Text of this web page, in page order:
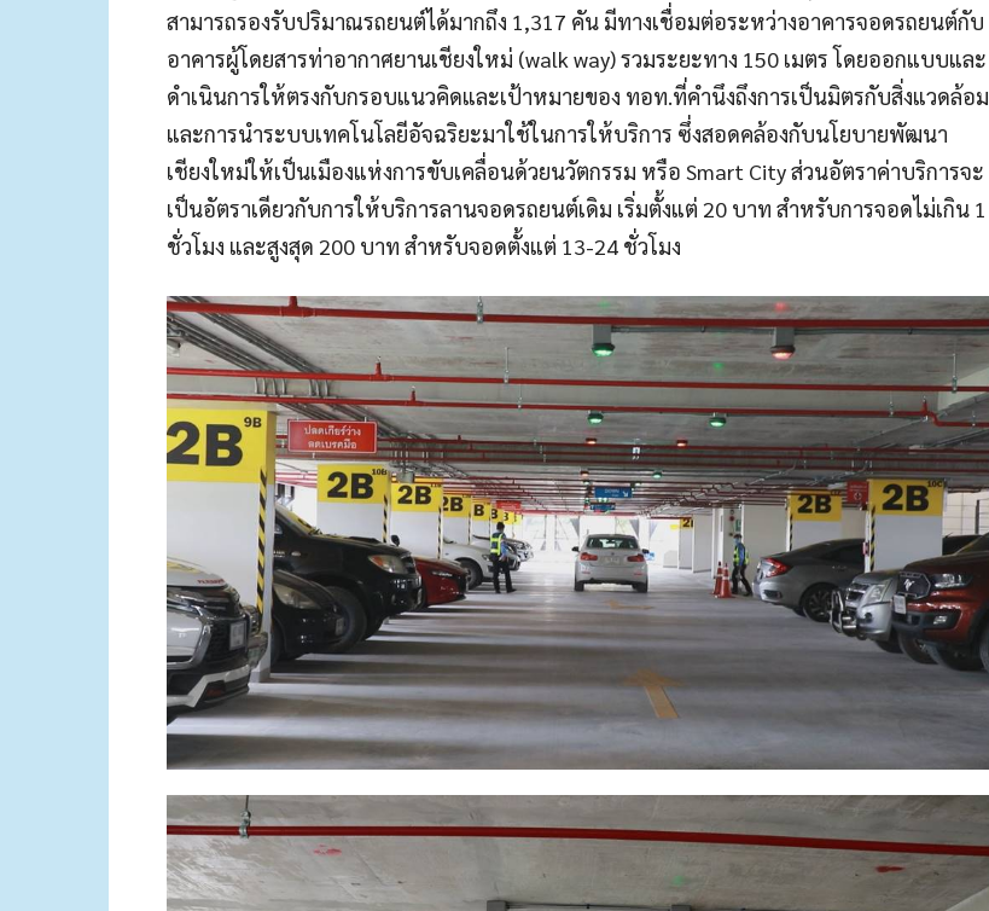
สามารถรองรับปริมาณรถยนต์ได้มากถึง 1,317 คัน มีทางเชื่อมต่อระหว่างอาคารจอดรถยนต์กับ
อาคารผู้โดยสารท่าอากาศยานเชียงใหม่ (walk way) รวมระยะทาง 150 เมตร โดยออกแบบและ
ดำเนินการให้ตรงกับกรอบแนวคิดและเป้าหมายของ ทอท.ที่คำนึงถึงการเป็นมิตรกับสิ่งแวดล้อม
และการนำระบบเทคโนโลยีอัจฉริยะมาใช้ในการให้บริการ ซึ่งสอดคล้องกับนโยบายพัฒนา
เชียงใหม่ให้เป็นเมืองแห่งการขับเคลื่อนด้วยนวัตกรรม หรือ Smart City ส่วนอัตราค่าบริการจะ
เป็นอัตราเดียวกับการให้บริการลานจอดรถยนต์เดิม เริ่มตั้งแต่ 20 บาท สำหรับการจอดไม่เกิน 1
ชั่วโมง และสูงสุด 200 บาท สำหรับจอดตั้งแต่ 13-24 ชั่วโมง